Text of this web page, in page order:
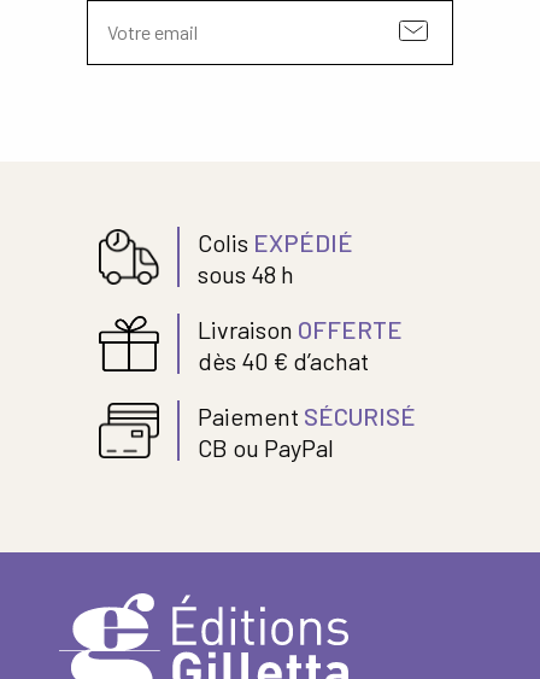
Colis EXPÉDIÉ
sous 48 h
Livraison OFFERTE
dès 40 € d’achat
Paiement SÉCURISÉ
CB ou PayPal